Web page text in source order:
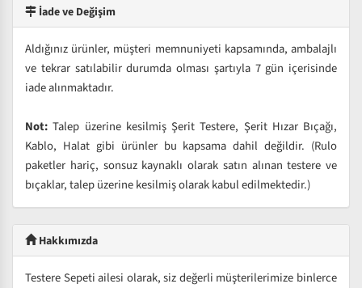
İade ve Değişim
Aldığınız ürünler, müşteri memnuniyeti kapsamında, ambalajlı
ve tekrar satılabilir durumda olması şartıyla 7 gün içerisinde
iade alınmaktadır.
Not: Talep üzerine kesilmiş Şerit Testere, Şerit Hızar Bıçağı,
Kablo, Halat gibi ürünler bu kapsama dahil değildir. (Rulo
paketler hariç, sonsuz kaynaklı olarak satın alınan testere ve
bıçaklar, talep üzerine kesilmiş olarak kabul edilmektedir.)
Hakkımızda
Testere Sepeti ailesi olarak, siz değerli müşterilerimize binlerce